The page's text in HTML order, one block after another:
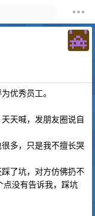
优秀员工。
天喊，发朋友圈说自
多，只是我不擅长哭
了坑，对方仿佛扔不
没有告诉我，踩坑